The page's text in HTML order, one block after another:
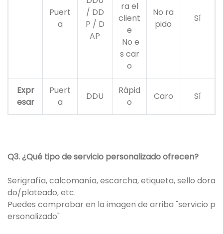
Puert
a
/ DD
P / D
AP
ra el
client
e
No e
s car
o
No ra
pido
Sí
Expr
esar
Puert
a
DDU
Rápid
o
Caro Sí
Q3. ¿Qué tipo de servicio personalizado ofrecen?
Serigrafía, calcomanía, escarcha, etiqueta, sello dora
do/plateado, etc.
Puedes comprobar en la imagen de arriba "servicio p
ersonalizado"